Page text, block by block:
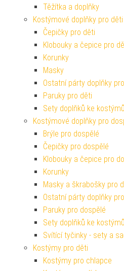
Těžítka a doplňky
Kostýmové doplňky pro děti
Čepičky pro děti
Klobouky a čepice pro
Korunky
Masky
Ostatní párty doplňky
Paruky pro děti
Sety doplňků ke
Kostýmové doplňky pro
Brýle pro dospělé
Čepičky pro dospělé
Klobouky a čepice pro
Korunky
Masky a škrabošky pro
Ostatní párty doplňky
Paruky pro dospělé
Sety doplňků ke
Svítící tyčinky - sety a
Kostýmy pro děti
Kostýmy pro chlapce